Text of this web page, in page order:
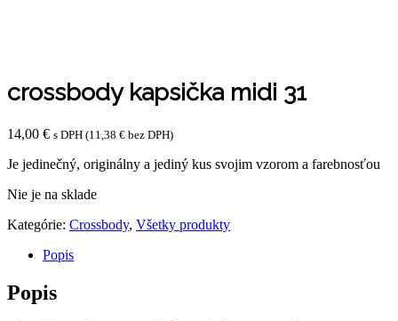
crossbody kapsička midi 31
14,00 € s DPH (11,38 € bez DPH)
Je jedinečný, originálny a jediný kus svojim vzorom a farebnosťou
Nie je na sklade
Kategórie: Crossbody, Všetky produkty
Popis
Popis